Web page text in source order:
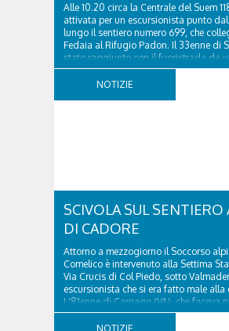
Alle 10.20 circa la Centrale del Suem
attivata per un escursionista punto
lungo il sentiero numero 699, che
Fedaia al Rifugio Padon. Il 33enne di
stato raggiunto con il fuoristrada da
del Soccorso alpino della Val
NOTIZIE
SCIVOLA SUL
DI CADORE
Attorno a mezzogiorno il Soccorso
Comelico è intervenuto alla Settima
Via Crucis di Col Piedo, sotto
escursionista che si era fatto male alla
L'81enne di Carnago (VA), che faceva
comitiva e aveva riportato un trauma...
NOTIZIE